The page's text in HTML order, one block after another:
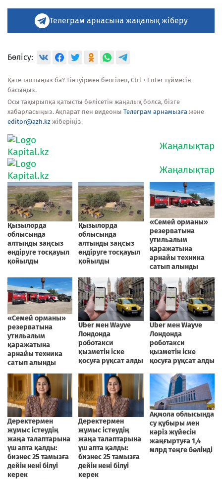
Телеграм арнасына жаңалық жіберу
Бөлісу:
Қате таптыңыз ба? Тінтуірмен белгілеп, Ctrl + Enter түймесін
басыңыз.
Осы тақырыпқа қатысты бөлісетін жаңалық болса, бізге
хабарласыңыз. Ақпарат пен видеоны Телеграм арнамызға және
editor@azh.kz жіберіңіз.